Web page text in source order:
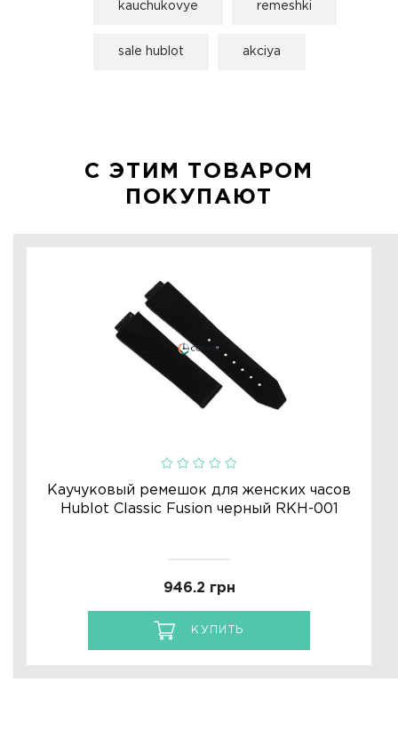
kauchukovye remeshki
sale hublot akciya
С ЭТИМ ТОВАРОМ
ПОКУПАЮТ
Каучуковый ремешок для женских часов
Hublot Classic Fusion черный RKH-001
946.2 грн
КУПИТЬ